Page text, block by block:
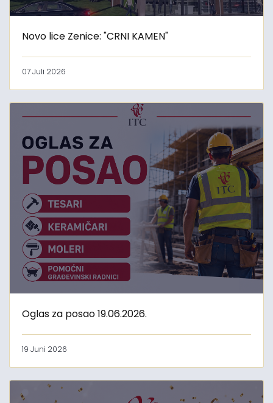
Novo lice Zenice: "CRNI KAMEN"
07 Juli 2026
Oglas za posao 19.06.2026.
19 Juni 2026